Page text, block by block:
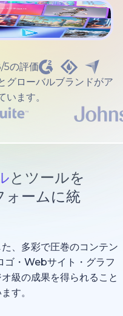
の評価
グローバルブランドがア
います。
とツールを
ォームに統
、多彩で圧巻のコンテン
ゴ・Webサイト・グラフ
級の成果を得られること
す。